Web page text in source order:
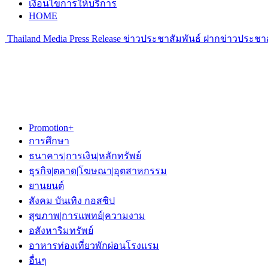
เงื่อนไขการให้บริการ
HOME
Thailand Media Press Release ข่าวประชาสัมพันธ์ ฝากข่าวประ
Promotion+
การศึกษา
ธนาคาร|การเงิน|หลักทรัพย์
ธุรกิจ|ตลาด|โฆษณา|อุตสาหกรรม
ยานยนต์
สังคม บันเทิง กอสซิป
สุขภาพ|การแพทย์|ความงาม
อสังหาริมทรัพย์
อาหารท่องเที่ยวพักผ่อนโรงแรม
อื่นๆ